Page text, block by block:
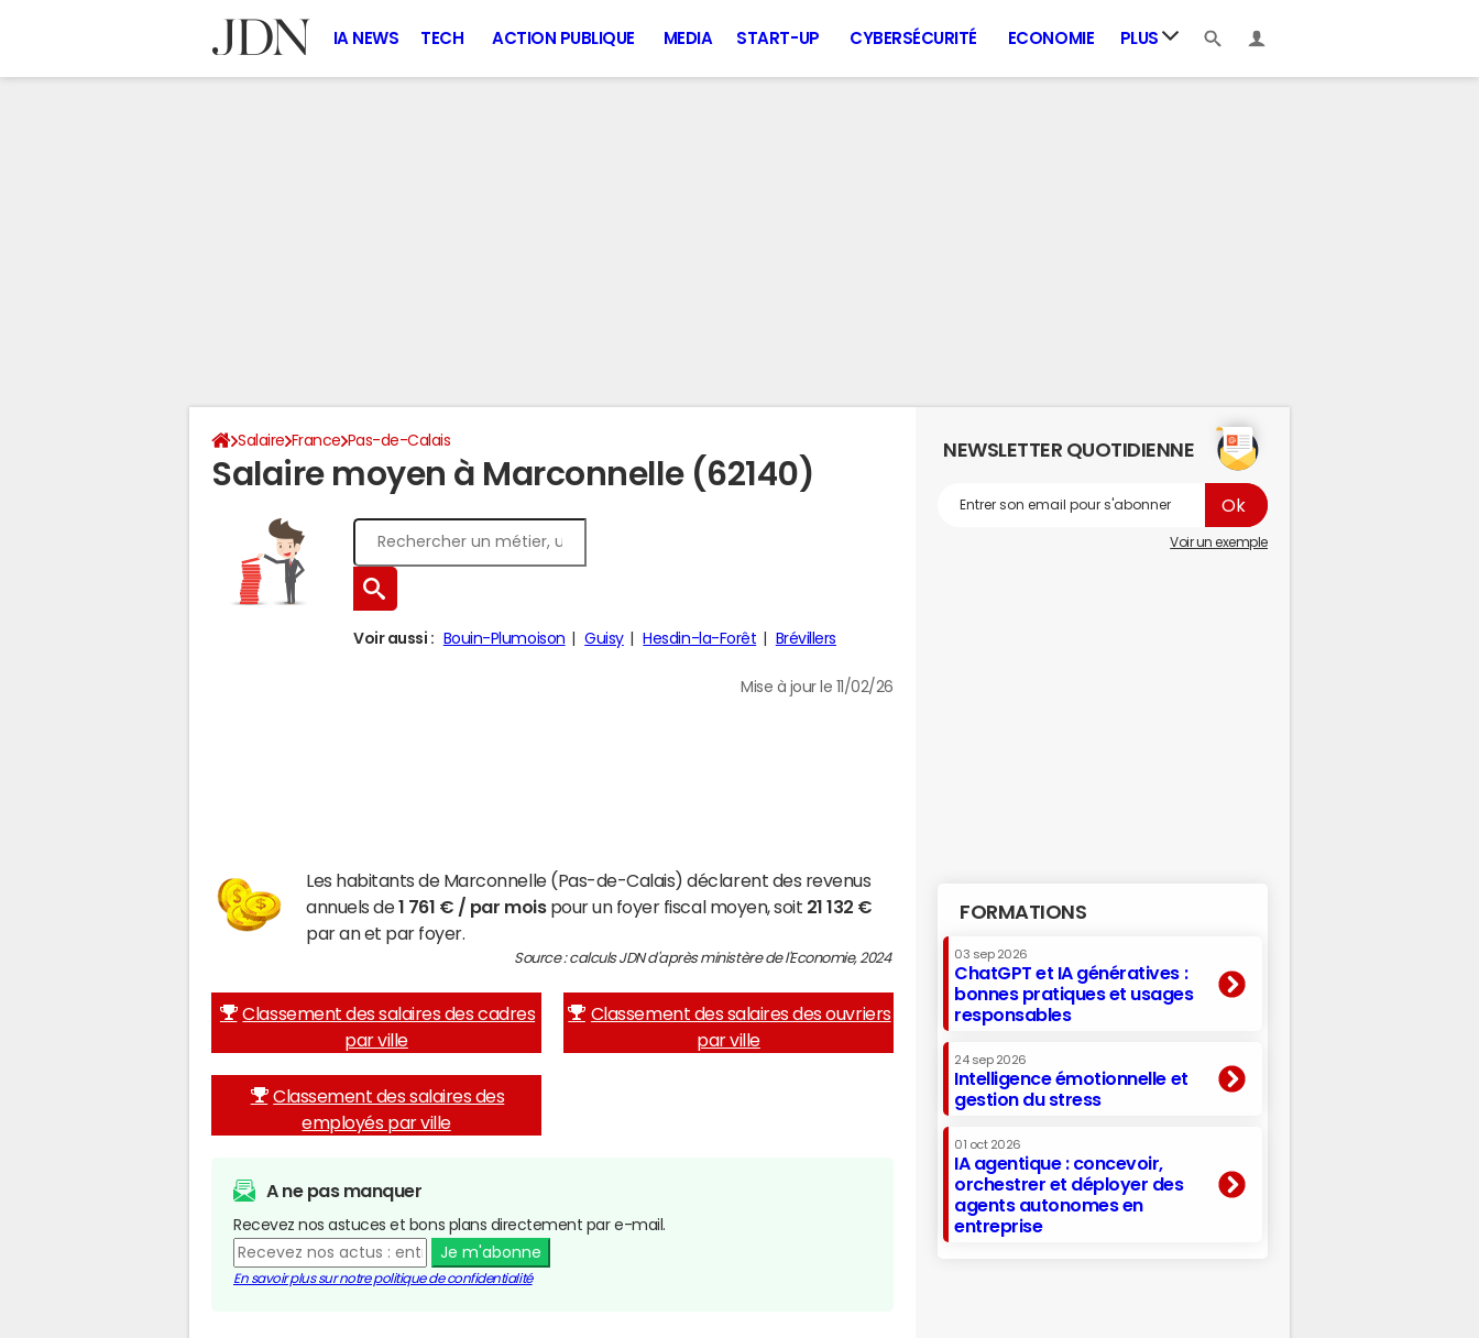
IA NEWS TECH ACTION PUBLIQUE MEDIA START-UP CYBERSÉCURITÉ ECONOMIE PLUS
Salaire France Pas-de-Calais
Salaire moyen à Marconnelle (62140)
Voir aussi : Bouin-Plumoison Guisy Hesdin-la-Forêt Brévillers
Mise à jour le 11/02/26
Les habitants de Marconnelle (Pas-de-Calais) déclarent des revenus
annuels de1 761 € / par moispour un foyer fiscal moyen, soit 21 132 €
par an et par foyer.
Source : calculs JDN d'après ministère de l'Economie, 2024
Classement des salaires des cadres
par ville
Classement des salaires des ouvriers
par ville
Classement des salaires des
employés par ville
A ne pas manquer
Recevez nos astuces et bons plans directement par e-mail.
Je m'abonne
En savoir plus sur notre politique de confidentialité
NEWSLETTER QUOTIDIENNE
Voir un exemple
FORMATIONS
03 sep 2026
ChatGPT et IA génératives :
bonnes pratiques et usages
responsables
24 sep 2026
Intelligence émotionnelle et
gestion du stress
01 oct 2026
IA agentique : concevoir,
orchestrer et déployer des
agents autonomes en
entreprise